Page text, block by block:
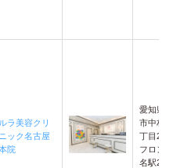
ルラ美容クリ
ニック名古屋
院
愛知県
市中村
丁目2-
フロン
名駅2階